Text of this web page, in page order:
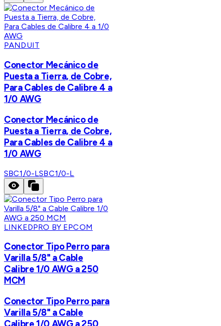
PANDUIT
Conector Mecánico de
Puesta a Tierra, de Cobre,
Para Cables de Calibre 4 a
1/0 AWG
Conector Mecánico de
Puesta a Tierra, de Cobre,
Para Cables de Calibre 4 a
1/0 AWG
SBC1/0-LSBC1/0-L
LINKEDPRO BY EPCOM
Conector Tipo Perro para
Varilla 5/8" a Cable
Calibre 1/0 AWG a 250
MCM
Conector Tipo Perro para
Varilla 5/8" a Cable